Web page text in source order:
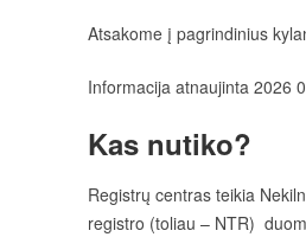
Atsakome į pagrindinius
Informacija atnaujinta 2026
Kas nutiko?
Registrų centras teikia
registro (toliau – NTR)